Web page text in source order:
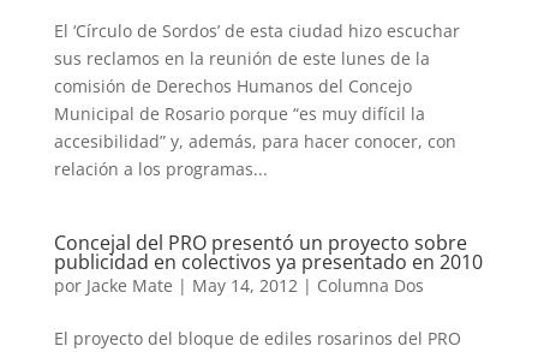
El ‘Círculo de Sordos’ de esta ciudad hizo escuchar
sus reclamos en la reunión de este lunes de la
comisión de Derechos Humanos del Concejo
Municipal de Rosario porque “es muy difícil la
accesibilidad” y, además, para hacer conocer, con
relación a los programas...
Concejal del PRO presentó un proyecto sobre
publicidad en colectivos ya presentado en 2010
por Jacke Mate | May 14, 2012 | Columna Dos
El proyecto del bloque de ediles rosarinos del PRO